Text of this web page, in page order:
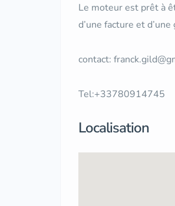
Le moteur est prêt à
d’une facture et d’une
contact:
Tel:+33780914745
Localisation